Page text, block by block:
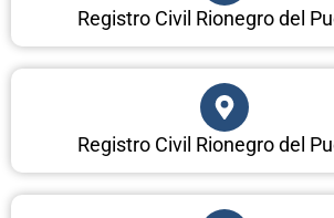
Registro Civil Rionegro del
Registro Civil Rionegro del